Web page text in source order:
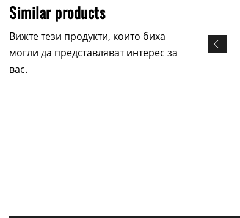
Similar products
Вижте тези продукти, които биха
могли да представляват интерес за
вас.